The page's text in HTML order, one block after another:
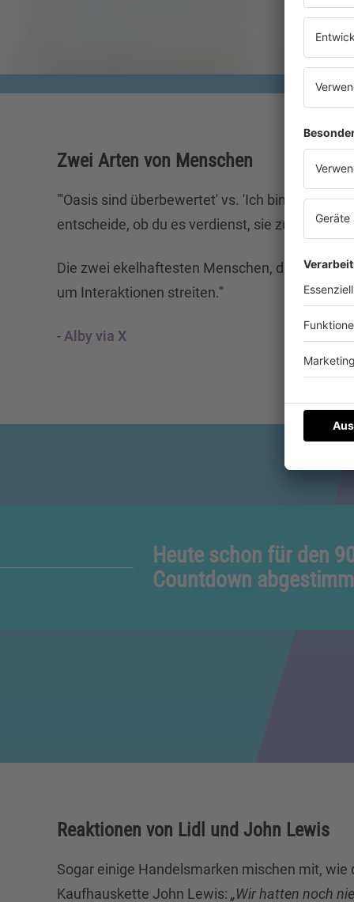
Zwei Arten von Menschen
"'Oasis sind überbewertet' vs. 'Ich bin die
entscheide, ob du es verdienst, sie zu sehen
Die zwei ekelhaftesten Menschen, die du je
um Interaktionen streiten."
- Alby via X
Heute schon für den
Countdown
Reaktionen von Lidl und John Lewis
Sogar einige Handelsmarken mischen mit, wie
Kaufhauskette John Lewis: „Wir hatten noch